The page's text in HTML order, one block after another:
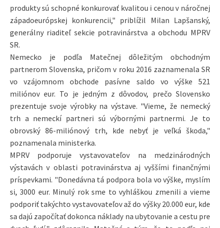
záujem o presadenie sa na nemeckom trhu. "Národnou
expozíciou prezentujeme slovenské potraviny, kulinárske
tradície, ale aj moderné potravinárstvo. Zúčastnených
producentov sme navštívili a presvedčili sme sa, že ich
produkty sú schopné konkurovať kvalitou i cenou v náročnej
západoeurópskej konkurencii," priblížil Milan Lapšanský,
generálny riaditeľ sekcie potravinárstva a obchodu MPRV
SR.
Nemecko je podľa Matečnej dôležitým obchodným
partnerom Slovenska, pričom v roku 2016 zaznamenala SR
vo vzájomnom obchode pasívne saldo vo výške 521
miliónov eur. To je jedným z dôvodov, prečo Slovensko
prezentuje svoje výrobky na výstave. "Vieme, že nemecký
trh a nemeckí partneri sú výbornými partnermi. Je to
obrovský 86-miliónový trh, kde nebyť je veľká škoda,"
poznamenala ministerka.
MPRV podporuje vystavovateľov na medzinárodných
výstavách v oblasti potravinárstva aj vyššími finančnými